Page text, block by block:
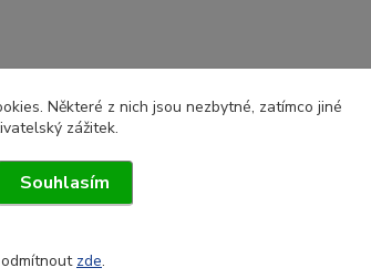
Některé z nich jsou nezbytné, zatímco jiné
zážitek.
Souhlasím
zde.